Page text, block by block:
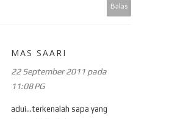
Balas
MAS SAARI
22 September 2011 pada
11:08 PG
adui...terkenalah sapa yang